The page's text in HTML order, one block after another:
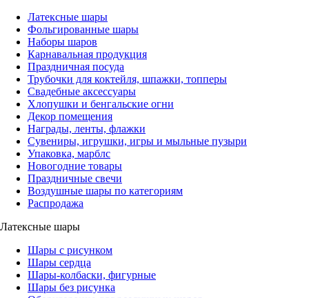
Латексные шары
Фольгированные шары
Наборы шаров
Карнавальная продукция
Праздничная посуда
Трубочки для коктейля, шпажки, топперы
Свадебные аксессуары
Хлопушки и бенгальские огни
Декор помещения
Награды, ленты, флажки
Сувениры, игрушки, игры и мыльные пузыри
Упаковка, марблс
Новогодние товары
Праздничные свечи
Воздушные шары по категориям
Распродажа
Латексные шары
Шары с рисунком
Шары сердца
Шары-колбаски, фигурные
Шары без рисунка